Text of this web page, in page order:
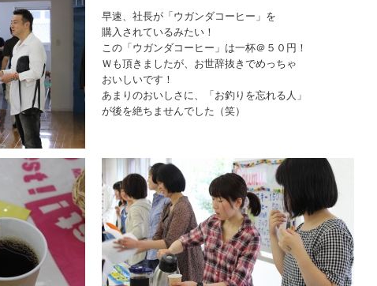
早速、社長が「ウガンダコーヒー」を
購入されているみたい！
この「ウガンダコーヒー」は一杯＠５０円！
Ｗも頂きましたが、お世辞抜きでめっちゃ
おいしいです！
あまりのおいしさに、「お釣りを忘れる人」
が後を絶ちませんでした（笑）